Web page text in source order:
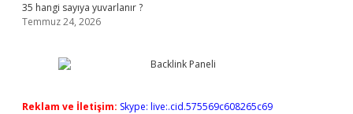
35 hangi sayıya yuvarlanır ?
Temmuz 24, 2026
Reklam ve İletişim: Skype: live:.cid.575569c608265c69